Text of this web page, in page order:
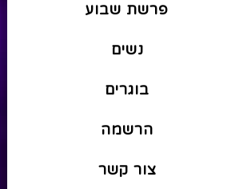
פרשת שבוע
נשים
בוגרים
הרשמה
צור קשר